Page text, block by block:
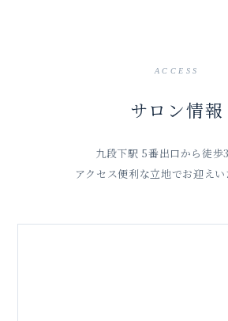
ACCESS
サロン情報
九段下駅 5番出口から徒歩
アクセス便利な立地でお迎えい